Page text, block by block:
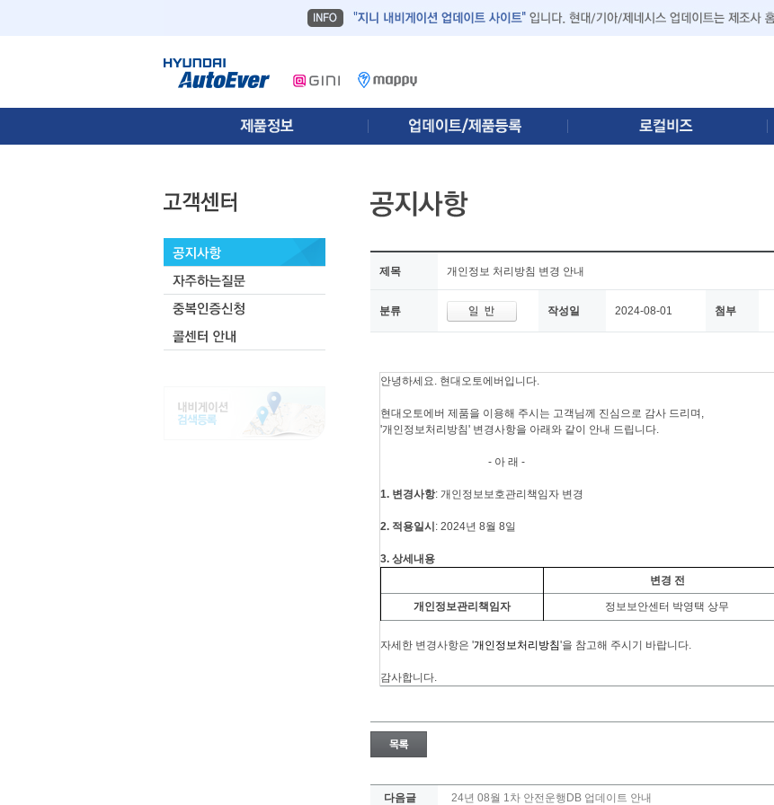
제목 개인정보 처리방침 변경 안내
분류 작성일 2024-08-01 첨부
안녕하세요. 현대오토에버입니다.
현대오토에버 제품을 이용해 주시는 고객님께 진심으로 감사 드리며,
'개인정보처리방침' 변경사항을 아래와 같이 안내 드립니다.
- 아 래 -
1. 변경사항: 개인정보보호관리책임자 변경
2. 적용일시 : 2024년 8월 8일
3. 상세내용
변경 전
개인정보관리책임자 정보보안센터 박영택 상무
자세한 변경사항은 '개인정보처리방침'을 참고해 주시기 바랍니다.
감사합니다.
다음글 24년 08월 1차 안전운행DB 업데이트 안내